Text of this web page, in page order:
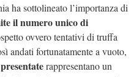
ha sottolineato l’importanza di
il numero unico di
ovvero tentativi di truffa
andati fortunatamente a vuoto,
rappresentano un